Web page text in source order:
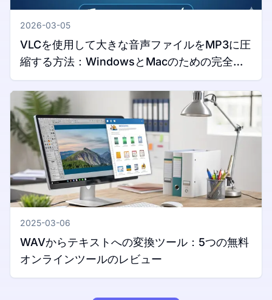
2026-03-05
VLCを使用して大きな音声ファイルをMP3に圧
縮する方法：WindowsとMacのための完全ガ
イド
2025-03-06
WAVからテキストへの変換ツール：5つの無料
オンラインツールのレビュー